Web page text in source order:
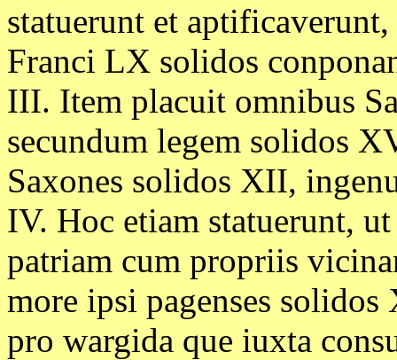
statuerunt et
Franci LX solidos
III. Item placuit omnibus
secundum legem solidos
Saxones solidos XII,
IV. Hoc etiam statuerunt,
patriam cum propriis
more ipsi pagenses
pro wargida que iuxta